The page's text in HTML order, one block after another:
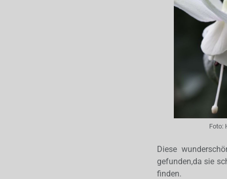
Foto:
Diese
gefunden,da sie
finden.